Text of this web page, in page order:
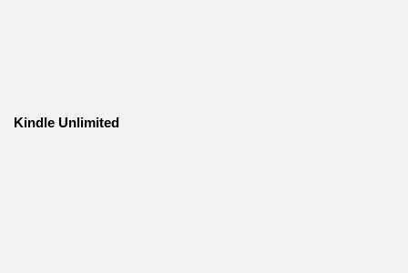
Kindle Unlimited